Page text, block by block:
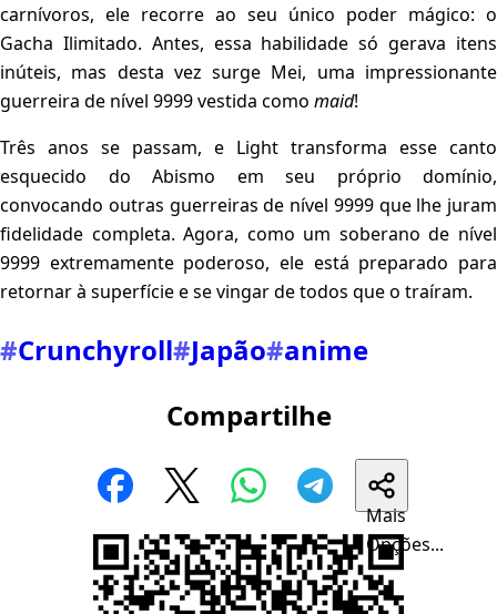
carnívoros, ele recorre ao seu único poder mágico: o
Gacha Ilimitado. Antes, essa habilidade só gerava itens
inúteis, mas desta vez surge Mei, uma impressionante
guerreira de nível 9999 vestida como maid!
Três anos se passam, e Light transforma esse canto
esquecido do Abismo em seu próprio domínio,
convocando outras guerreiras de nível 9999 que lhe juram
fidelidade completa. Agora, como um soberano de nível
9999 extremamente poderoso, ele está preparado para
retornar à superfície e se vingar de todos que o traíram.
#Crunchyroll#Japão#anime
Compartilhe
Mais
Opções...